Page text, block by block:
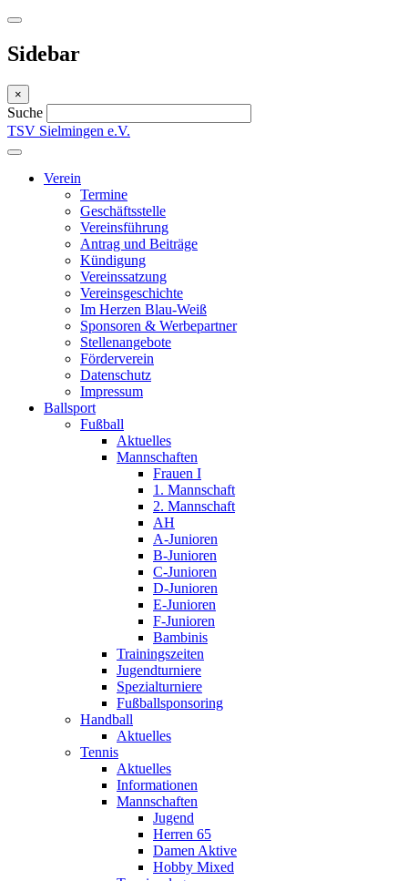
Sidebar
×
Suche
TSV Sielmingen e.V.
Verein
Termine
Geschäftsstelle
Vereinsführung
Antrag und Beiträge
Kündigung
Vereinssatzung
Vereinsgeschichte
Im Herzen Blau-Weiß
Sponsoren & Werbepartner
Stellenangebote
Förderverein
Datenschutz
Impressum
Ballsport
Fußball
Aktuelles
Mannschaften
Frauen I
1. Mannschaft
2. Mannschaft
AH
A-Junioren
B-Junioren
C-Junioren
D-Junioren
E-Junioren
F-Junioren
Bambinis
Trainingszeiten
Jugendturniere
Spezialturniere
Fußballsponsoring
Handball
Aktuelles
Tennis
Aktuelles
Informationen
Mannschaften
Jugend
Herren 65
Damen Aktive
Hobby Mixed